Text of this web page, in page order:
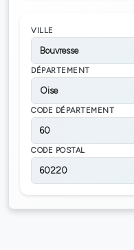
VILLE
Bouvresse
DÉPARTEMENT
Oise
CODE DÉPARTEMENT
60
CODE POSTAL
60220